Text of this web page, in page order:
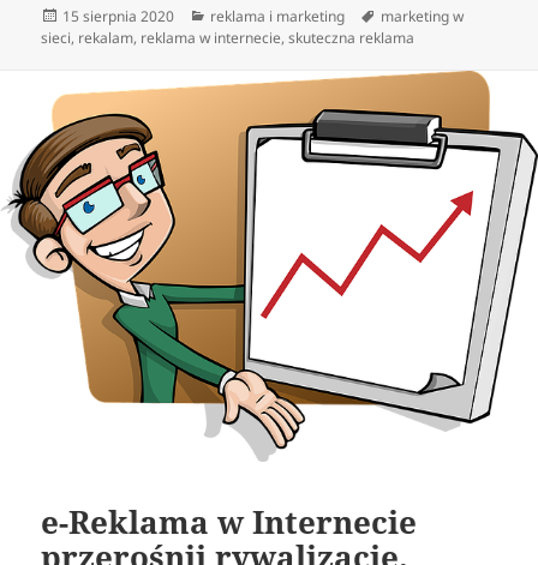
Data
publikacji
15 sierpnia 2020 Kategorie
reklama i marketing Tagi
marketing w
sieci, rekalam, reklama w internecie,skuteczna reklama
e-Reklama w Internecie
przerośnij rywalizację.